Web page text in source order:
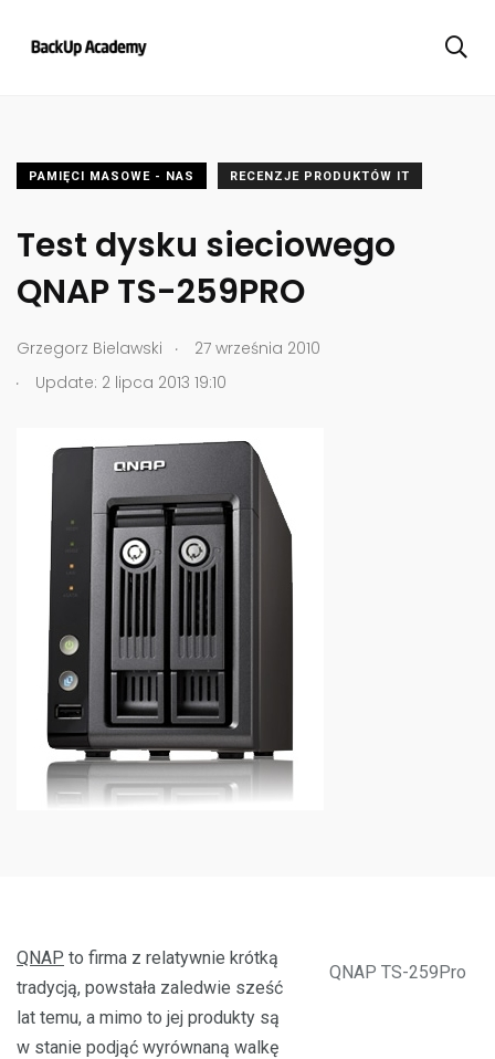
PAMIĘCI MASOWE - NAS RECENZJE PRODUKTÓW IT
Test dysku sieciowego
QNAP TS-259PRO
Grzegorz Bielawski .
27 września 2010
.
Update: 2 lipca 2013 19:10
QNAP TS-259Pro
QNAP to firma z relatywnie krótką
tradycją, powstała zaledwie sześć
lat temu, a mimo to jej produkty są
w stanie podjąć wyrównaną walkę